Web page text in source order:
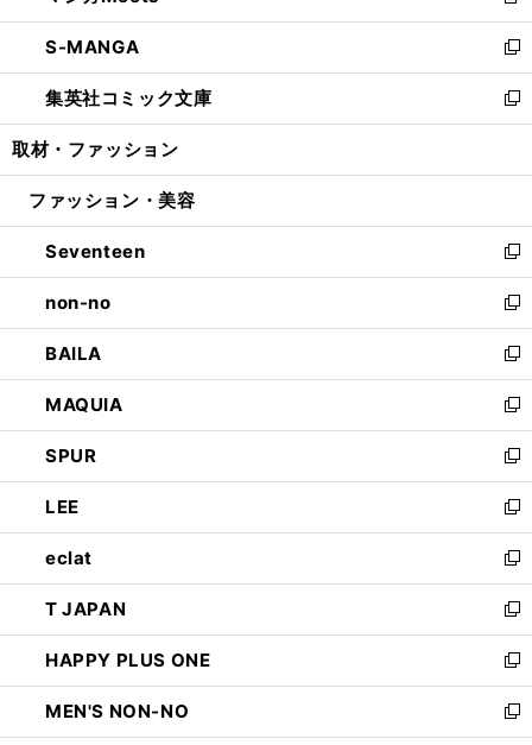
開
く
ウ
で
開
く
ン
ド
ウ
で
開
ウ
ィ
ン
ド
ウ
開
し
い
ウ
ィ
ン
ウ
開
く
S-MANGA
新
し
い
ウ
ン
ウ
で
開
く
集英社コミック文庫
新
し
ウ
ン
ド
ウ
で
開
く
取材・ファッション
ファッション・美容
Seventeen
新
し
い
ウ
ィ
ン
ド
ウ
で
開
く
non-no
新
し
い
ウ
ィ
ン
ド
ウ
で
開
く
BAILA
新
し
い
ウ
ィ
ン
ド
ウ
で
開
く
MAQUIA
新
し
い
ウ
ィ
ン
ド
ウ
で
開
く
SPUR
新
し
い
ウ
ィ
ン
ド
ウ
で
開
く
LEE
新
し
い
ウ
ィ
ン
ド
ウ
で
開
eclat
新
し
い
ウ
ィ
ン
ド
ウ
T JAPAN
新
し
い
ウ
ィ
ン
HAPPY PLUS ONE
新
し
い
ウ
MEN'S NON-NO
新